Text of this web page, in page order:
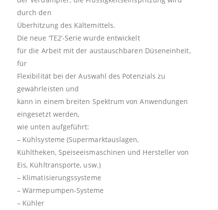
durch den
Überhitzung des Kältemittels.
Die neue ‘TE2’-Serie wurde entwickelt
für die Arbeit mit der austauschbaren Düseneinheit,
für
Flexibilität bei der Auswahl des Potenzials zu
gewährleisten und
kann in einem breiten Spektrum von Anwendungen
eingesetzt werden,
wie unten aufgeführt:
– Kühlsysteme (Supermarktauslagen,
Kühltheken, Speiseeismaschinen und Hersteller von
Eis, Kühltransporte, usw.)
– Klimatisierungssysteme
– Wärmepumpen-Systeme
– Kühler